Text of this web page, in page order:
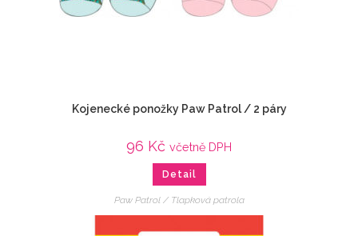
Kojenecké ponožky Paw Patrol / 2 páry
96 Kč včetně DPH
Detail
Paw Patrol / Tlapková patrola